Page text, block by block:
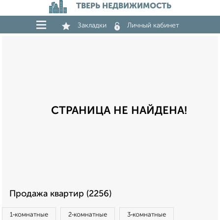
ТВЕРЬ НЕДВИЖИМОСТЬ
Закладки Личный кабинет
СТРАНИЦА НЕ НАЙДЕНА!
Продажа квартир (2256)
1‑комнатные 2‑комнатные 3‑комнатные